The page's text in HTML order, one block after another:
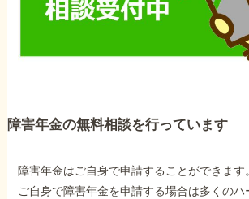
障害年金の無料相談を行っています
障害年金はご自身で申請することができます
ご自身で障害年金を申請する場合は多くのハ